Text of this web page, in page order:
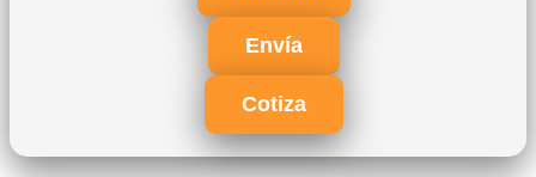
Envía
Cotiza